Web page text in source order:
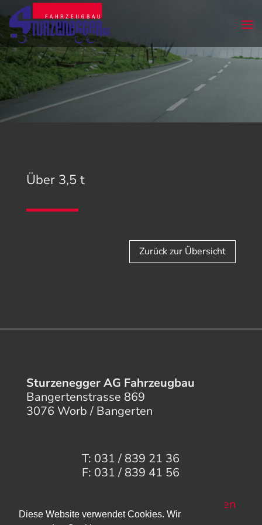
Über 3,5 t
Zurück zur Übersicht
Sturzenegger AG Fahrzeugbau
Bangertenstrasse 869
3076 Worb / Bangerten
T: 031 / 839 21 36
F: 031 / 839 41 56
Mail senden
Diese Website verwendet Cookies. Wir